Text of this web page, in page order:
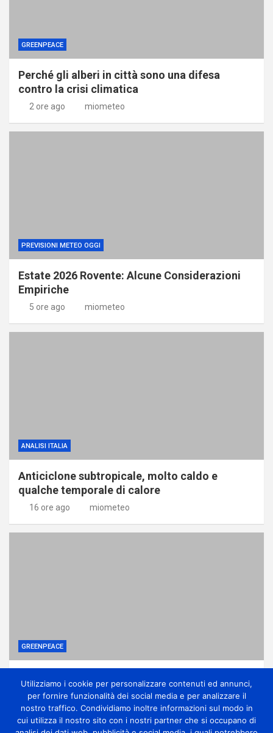
GREENPEACE
Perché gli alberi in città sono una difesa
contro la crisi climatica
2 ore ago miometeo
PREVISIONI METEO OGGI
Estate 2026 Rovente: Alcune Considerazioni
Empiriche
5 ore ago miometeo
ANALISI ITALIA
Anticiclone subtropicale, molto caldo e
qualche temporale di calore
16 ore ago miometeo
GREENPEACE
riforme sui pesticidi
1 giorno ago miometeo
Utilizziamo i cookie per personalizzare contenuti ed annunci,
per fornire funzionalità dei social media e per analizzare il
nostro traffico. Condividiamo inoltre informazioni sul modo in
cui utilizza il nostro sito con i nostri partner che si occupano di